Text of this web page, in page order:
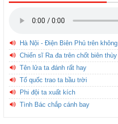
Hà Nội - Điện Biên Phủ trên không
Chiến sĩ Ra đa trên chốt biên thùy
Tên lửa ta đánh rất hay
Tổ quốc trao ta bầu trời
Phi đội ta xuất kích
Tình Bác chắp cánh bay